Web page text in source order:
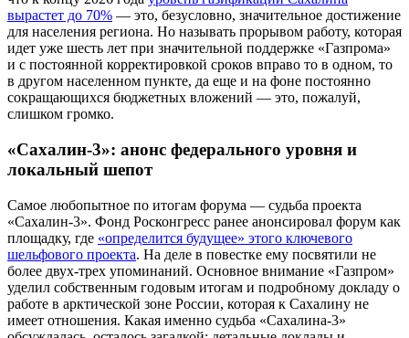
вырастет до 70% — это, безусловно, значительное достижение
для населения региона. Но называть прорывом работу, которая
идет уже шесть лет при значительной поддержке «Газпрома»
и с постоянной корректировкой сроков вправо то в одном, то
в другом населенном пункте, да еще и на фоне постоянно
сокращающихся бюджетных вложений — это, пожалуй,
слишком громко.
«Сахалин-3»: анонс федерального уровня и
локальный шепот
Самое любопытное по итогам форума — судьба проекта
«Сахалин-3». Фонд Росконгресс ранее анонсировал форум как
площадку, где «определится будущее» этого ключевого
шельфового проекта. На деле в повестке ему посвятили не
более двух-трех упоминаний. Основное внимание «Газпром»
уделил собственным годовым итогам и подробному докладу о
работе в арктической зоне России, которая к Сахалину не
имеет отношения. Какая именно судьба «Сахалина-3»